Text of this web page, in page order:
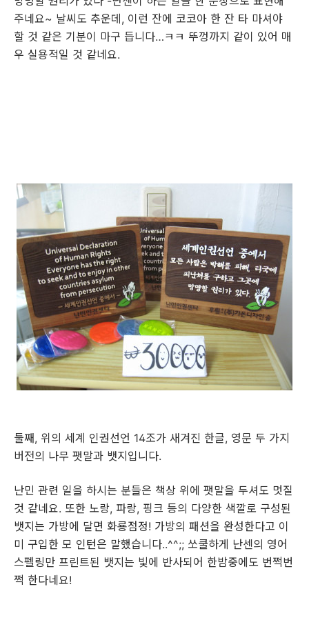
주네요~ 날씨도 추운데 , 이런 잔에 코코아 한 잔 타 마셔야
할 것 같은 기분이 마구 듭니다…ㅋㅋ 뚜껑까지 같이 있어 매
우 실용적일 것 같네요.
둘째, 위의 세계 인권선언 14조가 새겨진 한글, 영문 두 가지
버전의 나무 팻말과 뱃지입니다.
난민 관련 일을 하시는 분들은 책상 위에 팻말을 두셔도 멋질
것 같네요. 또한 노랑, 파랑, 핑크 등의 다양한 색깔로 구성된
뱃지는 가방에 달면 화룡점정! 가방의 패션을 완성한다고 이
미 구입한 모 인턴은 말했습니다..^^;; 쏘쿨하게 난센의 영어
스펠링만 프린트된 뱃지는 빛에 반사되어 한밤중에도 번쩍번
쩍 한다네요!